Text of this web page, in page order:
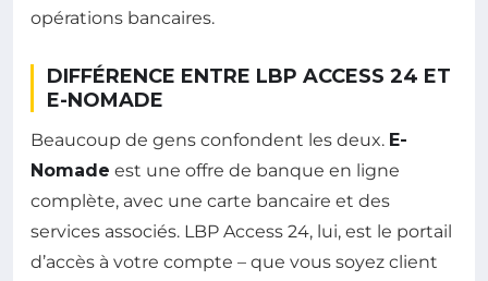
opérations bancaires.
DIFFÉRENCE ENTRE LBP ACCESS 24 ET
E-NOMADE
Beaucoup de gens confondent les deux. E-
Nomade est une offre de banque en ligne
complète, avec une carte bancaire et des
services associés. LBP Access 24, lui, est le portail
d’accès à votre compte – que vous soyez client